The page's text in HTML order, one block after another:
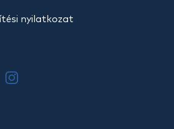
nyilatkozat